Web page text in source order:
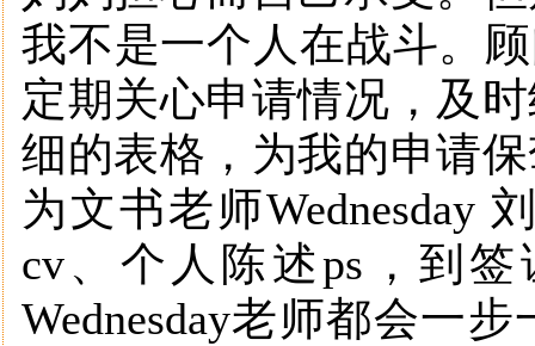
我不是一个人在战斗。
定期关心申请情况，及
细的表格，为我的申请
为文书老师Wednesday
cv、个人陈述ps，到
Wednesday老师都会一